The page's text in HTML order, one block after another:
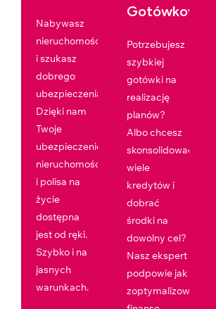
Nabywasz
nieruchomość
i szukasz
dobrego
ubezpieczenia?
Dzięki nam
Twoje
ubezpieczenie
nieruchomości
i polisa na
życie
dostępna
jest od ręki.
Szybko i na
jasnych
warunkach.
Gotówkowy
Potrzebujesz
szybkiej
gotówki na
realizację
planów?
Albo chcesz
skonsolidować
wiele
kredytów i
dobrać
środki na
dowolny cel?
Nasz ekspert
podpowie jak
zoptymalizować